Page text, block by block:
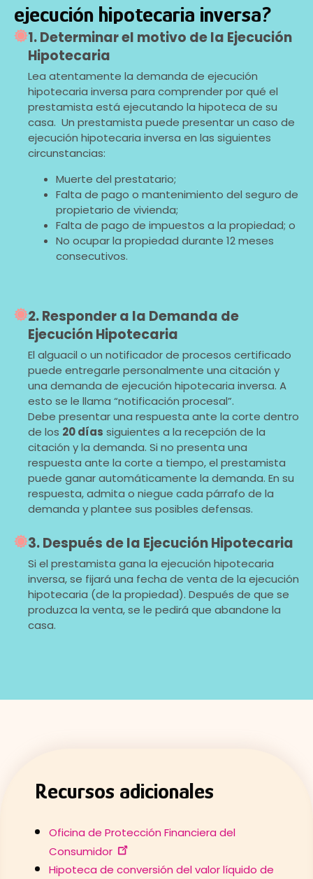
ejecución hipotecaria inversa?
1. Determinar el motivo de la Ejecución
Hipotecaria
Lea atentamente la demanda de ejecución
hipotecaria inversa para comprender por qué el
prestamista está ejecutando la hipoteca de su
casa. Un prestamista puede presentar un caso de
ejecución hipotecaria inversa en las siguientes
circunstancias:
Muerte del prestatario;
Falta de pago o mantenimiento del seguro de
propietario de vivienda;
Falta de pago de impuestos a la propiedad; o
No ocupar la propiedad durante 12 meses
consecutivos.
2. Responder a la Demanda de
Ejecución Hipotecaria
El alguacil o un notificador de procesos certificado
puede entregarle personalmente una citación y
una demanda de ejecución hipotecaria inversa. A
esto se le llama “notificación procesal”.
Debe presentar una respuesta ante la corte dentro
de los 20 días siguientes a la recepción de la
citación y la demanda. Si no presenta una
respuesta ante la corte a tiempo, el prestamista
puede ganar automáticamente la demanda. En su
respuesta, admita o niegue cada párrafo de la
demanda y plantee sus posibles defensas.
3. Después de la Ejecución Hipotecaria
Si el prestamista gana la ejecución hipotecaria
inversa, se fijará una fecha de venta de la ejecución
hipotecaria (de la propiedad). Después de que se
produzca la venta, se le pedirá que abandone la
casa.
Recursos adicionales
Oficina de Protección Financiera del
Consumidor
Hipoteca de conversión del valor líquido de